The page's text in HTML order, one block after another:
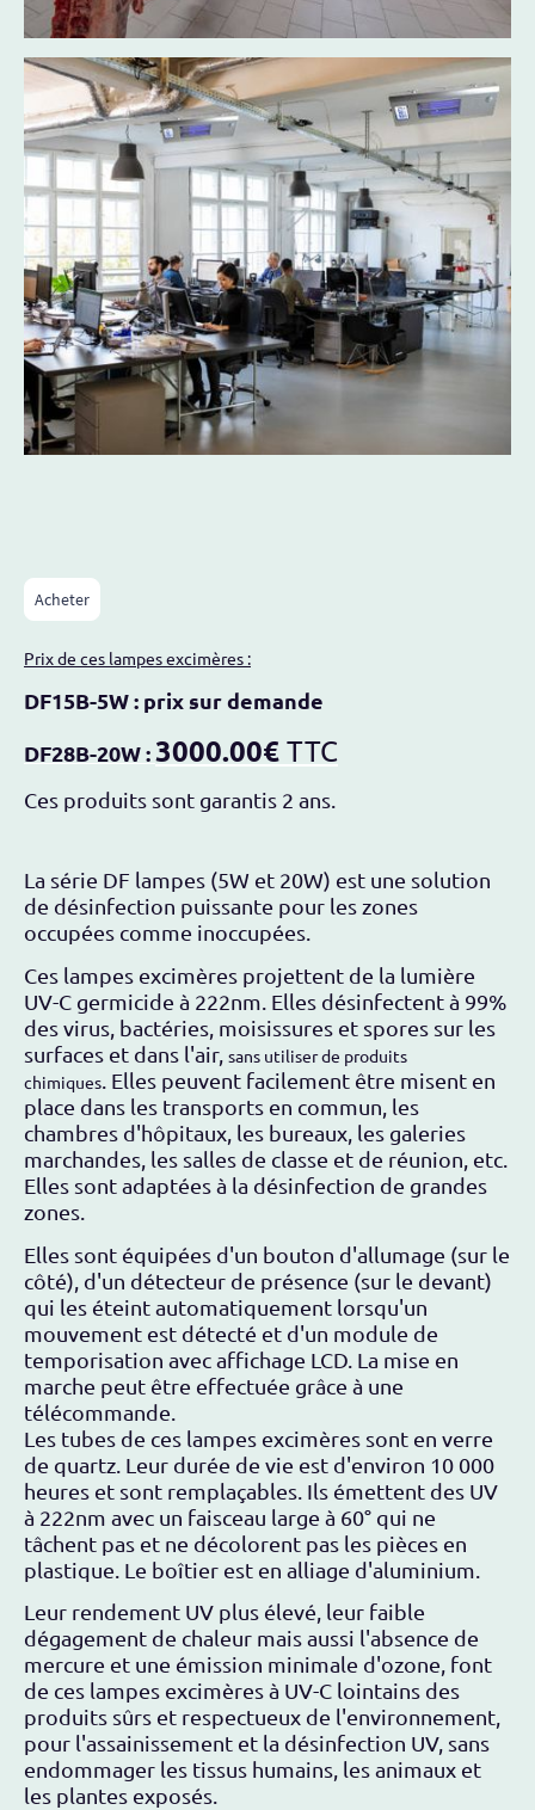
Acheter
Prix de ces lampes excimères :
DF15B-5W: prix sur demande
DF28B-20W:3000.00€ TTC
Ces produits sont garantis 2 ans.
La série DF lampes (5W et 20W) est une solution
de désinfection puissante pour les zones
occupées comme inoccupées.
Ces lampes excimères projettent de la lumière
UV-C germicide à 222nm. Elles désinfectent à 99%
des virus, bactéries, moisissures et spores sur les
surfaces et dans l'air, sans utiliser de produits
chimiques . Elles peuvent facilement être misent en
place dans les transports en commun, les
chambres d'hôpitaux, les bureaux, les galeries
marchandes, les salles de classe et de réunion, etc.
Elles sont adaptées à la désinfection de grandes
zones.
Elles sont équipées d'un bouton d'allumage (sur le
côté), d'un détecteur de présence (sur le devant)
qui les éteint automatiquement lorsqu'un
mouvement est détecté et d'un module de
temporisation avec affichage LCD. La mise en
marche peut être effectuée grâce à une
télécommande.
Les tubes de ces lampes excimères sont en verre
de quartz. Leur durée de vie est d'environ 10 000
heures et sont remplaçables. Ils émettent des UV
à 222nm avec un faisceau large à 60° qui ne
tâchent pas et ne décolorent pas les pièces en
plastique. Le boîtier est en alliage d'aluminium.
Leur rendement UV plus élevé, leur faible
dégagement de chaleur mais aussi l'absence de
mercure et une émission minimale d'ozone, font
de ces lampes excimères à UV-C lointains des
produits sûrs et respectueux de l'environnement,
pour l'assainissement et la désinfection UV, sans
endommager les tissus humains, les animaux et
les plantes exposés.